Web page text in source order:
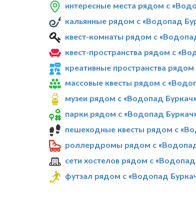
интересные места рядом с
кальянные рядом с «Водопад
квест-комнаты рядом с
квест-пространства рядом с
креативные пространства
массовые квесты рядом с
музеи рядом с «Водопад Буркач»
парки рядом с «Водопад
пешеходные квесты рядом с
роллердромы рядом с
сети хостелов рядом с
футзал рядом с «Водопад